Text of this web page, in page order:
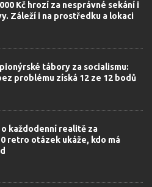
Kč hrozí za nesprávné sekání i
Záleží i na prostředku a lokaci
tábory za socialismu:
problému získá 12 ze 12 bodů
každodenní realitě za
retro otázek ukáže, kdo má